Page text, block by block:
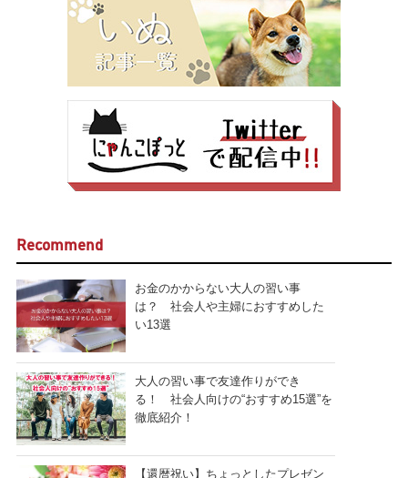
Recommend
お金のかからない大人の習い事
は？ 社会人や主婦におすすめした
い13選
大人の習い事で友達作りができ
る！ 社会人向けの“おすすめ15選”を
徹底紹介！
【還暦祝い】ちょっとしたプレゼン